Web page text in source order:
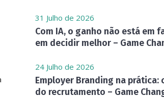
31 Julho de 2026
Com IA, o ganho não está em
em decidir melhor – Game
24 Julho de 2026
Employer Branding na prática:
do recrutamento – Game